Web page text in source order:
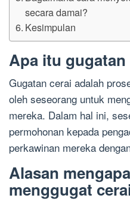
secara damai?
Kesimpulan
Apa itu gugatan
Gugatan cerai adalah
oleh seseorang untuk
mereka. Dalam hal ini,
permohonan kepada
perkawinan mereka
Alasan
menggugat